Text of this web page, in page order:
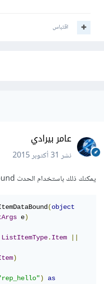
اقتباس
عامر بيرادي
نشر31 أكتوبر 2015
يمكنك ذلك باستخدام الحدث ItemDataBound الخاص بالمكرر الأول:
(object
e)
ListItemType.Item
)
"rep_hello")
as